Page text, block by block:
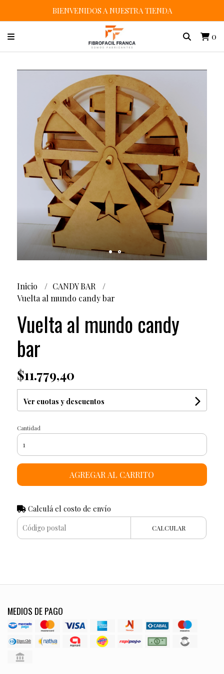
BIENVENIDOS A NUESTRA TIENDA
0
Inicio
CANDY BAR
Vuelta al mundo candy bar
Vuelta al mundo candy
bar
$11.779,40
Ver cuotas y descuentos
Cantidad
AGREGAR AL CARRITO
Calculá el costo de envío
CALCULAR
MEDIOS DE PAGO